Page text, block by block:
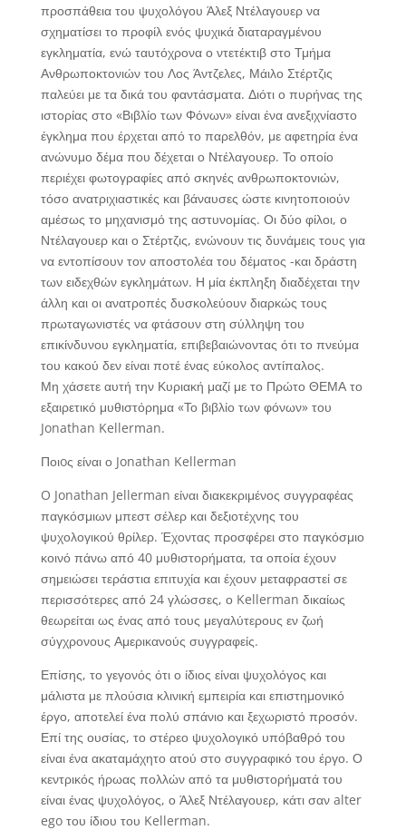
προσπάθεια του ψυχολόγου Άλεξ Ντέλαγουερ να
σχηματίσει το προφίλ ενός ψυχικά διαταραγμένου
εγκληματία, ενώ ταυτόχρονα ο ντετέκτιβ στο Τμήμα
Ανθρωποκτονιών του Λος Άντζελες, Μάιλο Στέρτζις
παλεύει με τα δικά του φαντάσματα. Διότι ο πυρήνας της
ιστορίας στο «Βιβλίο των Φόνων» είναι ένα ανεξιχνίαστο
έγκλημα που έρχεται από το παρελθόν, με αφετηρία ένα
ανώνυμο δέμα που δέχεται ο Ντέλαγουερ. Το οποίο
περιέχει φωτογραφίες από σκηνές ανθρωποκτονιών,
τόσο ανατριχιαστικές και βάναυσες ώστε κινητοποιούν
αμέσως το μηχανισμό της αστυνομίας. Οι δύο φίλοι, ο
Ντέλαγουερ και ο Στέρτζις, ενώνουν τις δυνάμεις τους για
να εντοπίσουν τον αποστολέα του δέματος -και δράστη
των ειδεχθών εγκλημάτων. Η μία έκπληξη διαδέχεται την
άλλη και οι ανατροπές δυσκολεύουν διαρκώς τους
πρωταγωνιστές να φτάσουν στη σύλληψη του
επικίνδυνου εγκληματία, επιβεβαιώνοντας ότι το πνεύμα
του κακού δεν είναι ποτέ ένας εύκολος αντίπαλος.
Μη χάσετε αυτή την Κυριακή μαζί με το Πρώτο ΘΕΜΑ το
εξαιρετικό μυθιστόρημα «Το βιβλίο των φόνων» του
Jonathan Kellerman.
Ποιoς είναι ο Jonathan Kellerman
O Jonathan Jellerman είναι διακεκριμένος συγγραφέας
παγκόσμιων μπεστ σέλερ και δεξιοτέχνης του
ψυχολογικού θρίλερ. Έχοντας προσφέρει στο παγκόσμιο
κοινό πάνω από 40 μυθιστορήματα, τα οποία έχουν
σημειώσει τεράστια επιτυχία και έχουν μεταφραστεί σε
περισσότερες από 24 γλώσσες, ο Kellerman δικαίως
θεωρείται ως ένας από τους μεγαλύτερους εν ζωή
σύγχρονους Αμερικανούς συγγραφείς.
Επίσης, το γεγονός ότι ο ίδιος είναι ψυχολόγος και
μάλιστα με πλούσια κλινική εμπειρία και επιστημονικό
έργο, αποτελεί ένα πολύ σπάνιο και ξεχωριστό προσόν.
Επί της ουσίας, το στέρεο ψυχολογικό υπόβαθρό του
είναι ένα ακαταμάχητο ατού στο συγγραφικό του έργο. Ο
κεντρικός ήρωας πολλών από τα μυθιστορήματά του
είναι ένας ψυχολόγος, ο Άλεξ Ντέλαγουερ, κάτι σαν alter
ego του ίδιου του Kellerman.